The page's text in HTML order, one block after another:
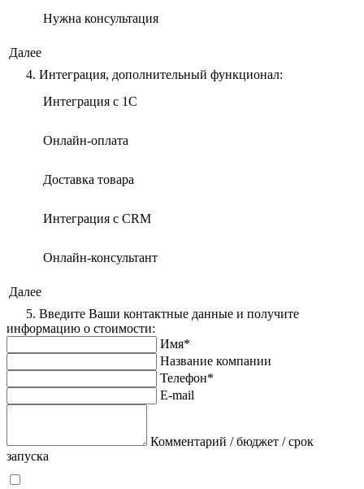
Нужна консультация
Далее
4. Интеграция, дополнительный функционал:
Интеграция с 1С
Онлайн-оплата
Доставка товара
Интеграция с CRM
Онлайн-консультант
Далее
5. Введите Ваши контактные данные и получите
информацию о стоимости:
Имя*
Название компании
Телефон*
E-mail
Комментарий / бюджет / срок
запуска